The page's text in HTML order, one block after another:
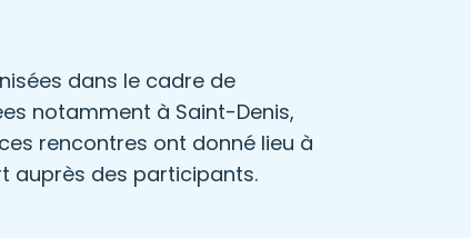
dans le cadre de
notamment à Saint-Denis,
rencontres ont donné lieu à
auprès des participants.